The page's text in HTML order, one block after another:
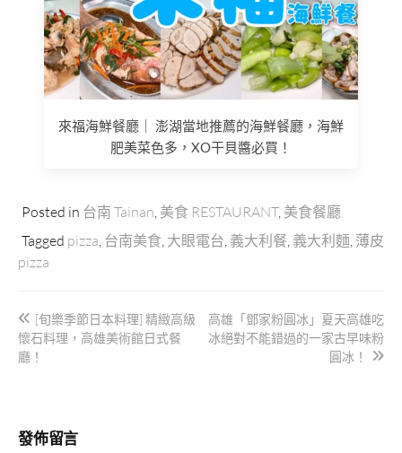
來福海鮮餐廳｜ 澎湖當地推薦的海鮮餐廳，海鮮
肥美菜色多，XO干貝醬必買！
Posted in 台南 Tainan 美食 RESTAURANT, 美食餐廳
Tagged pizza 台南美食 大眼電台 義大利餐 義大利麵 薄皮
pizza
文
章
導
[旬樂季節日本料理] 精緻高級
懷石料理，高雄美術館日式餐
廳！
高雄「鄧家粉圓冰」夏天高雄吃
冰絕對不能錯過的一家古早味粉
圓冰！
發佈留言